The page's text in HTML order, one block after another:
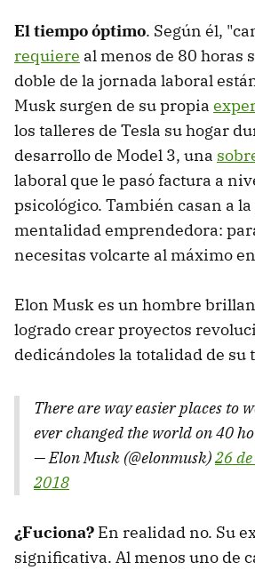
El tiempo óptimo. Según él,
requiere al menos de 80 horas
doble de la jornada laboral
Musk surgen de su propia
los talleres de Tesla su hogar
desarrollo de Model 3, una
laboral que le pasó factura a
psicológico. También casan a
mentalidad emprendedora:
necesitas volcarte al máximo
Elon Musk es un hombre
logrado crear proyectos
dedicándoles la totalidad de su
There are way easier places to
ever changed the world on 40
— Elon Musk (@elonmusk)26
2018
¿Fuciona? En realidad no. Su
significativa. Al menos uno de